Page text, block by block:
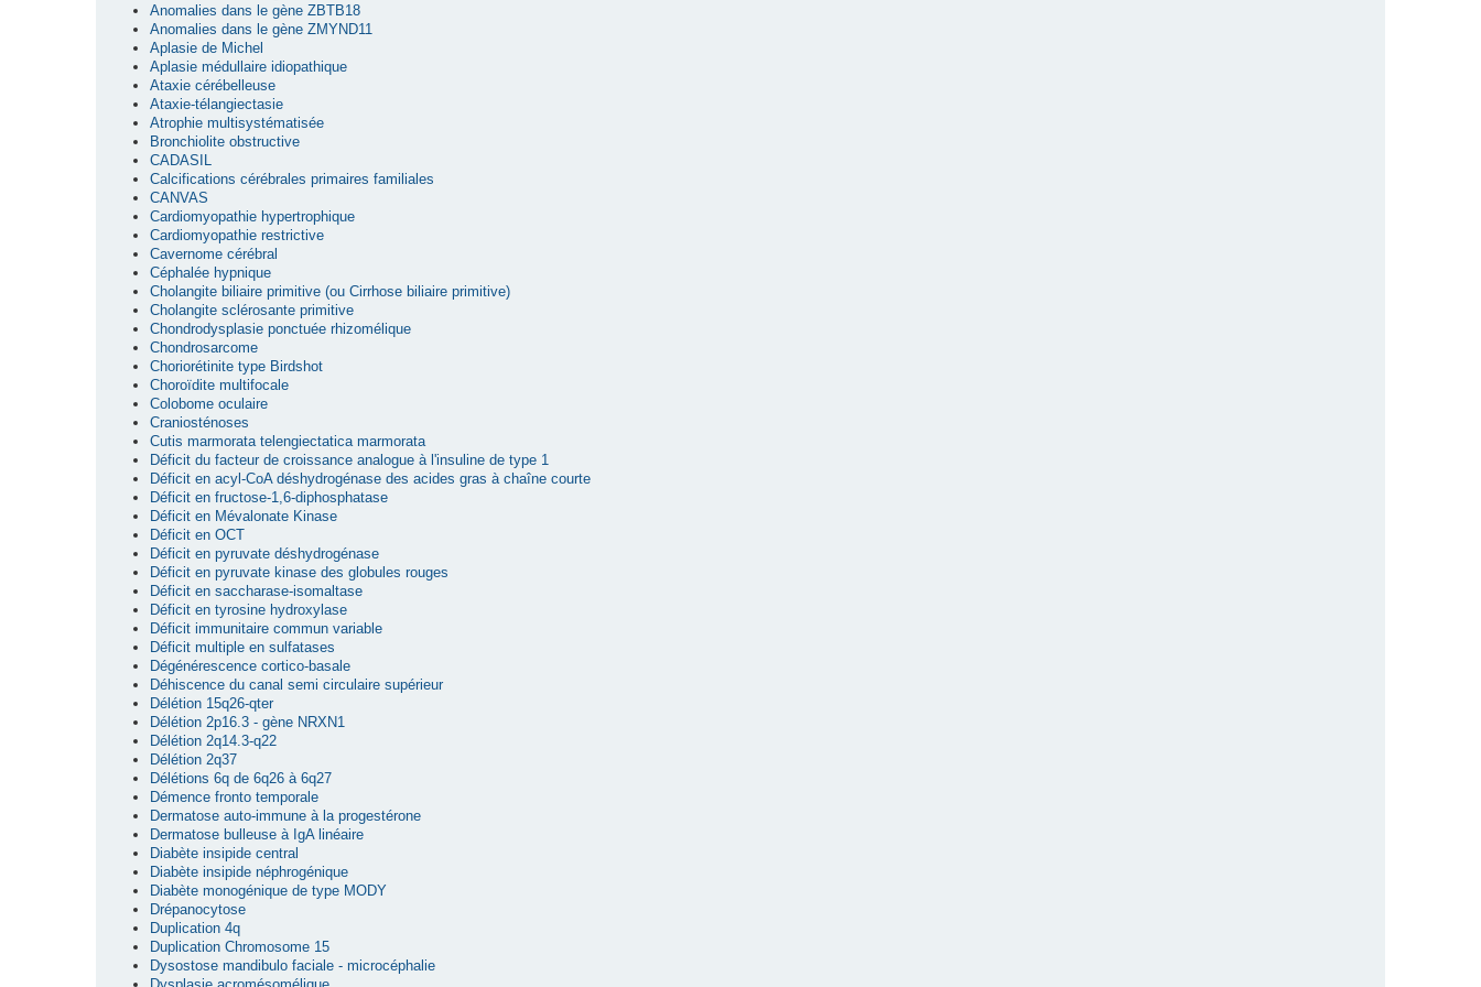
Anomalies dans le gène ZBTB18
Anomalies dans le gène ZMYND11
Aplasie de Michel
Aplasie médullaire idiopathique
Ataxie cérébelleuse
Ataxie-télangiectasie
Atrophie multisystématisée
Bronchiolite obstructive
CADASIL
Calcifications cérébrales primaires familiales
CANVAS
Cardiomyopathie hypertrophique
Cardiomyopathie restrictive
Cavernome cérébral
Céphalée hypnique
Cholangite biliaire primitive (ou Cirrhose biliaire primitive)
Cholangite sclérosante primitive
Chondrodysplasie ponctuée rhizomélique
Chondrosarcome
Choriorétinite type Birdshot
Choroïdite multifocale
Colobome oculaire
Craniosténoses
Cutis marmorata telengiectatica marmorata
Déficit du facteur de croissance analogue à l'insuline de type 1
Déficit en acyl-CoA déshydrogénase des acides gras à chaîne courte
Déficit en fructose-1,6-diphosphatase
Déficit en Mévalonate Kinase
Déficit en OCT
Déficit en pyruvate déshydrogénase
Déficit en pyruvate kinase des globules rouges
Déficit en saccharase-isomaltase
Déficit en tyrosine hydroxylase
Déficit immunitaire commun variable
Déficit multiple en sulfatases
Dégénérescence cortico-basale
Déhiscence du canal semi circulaire supérieur
Délétion 15q26-qter
Délétion 2p16.3 - gène NRXN1
Délétion 2q14.3-q22
Délétion 2q37
Délétions 6q de 6q26 à 6q27
Démence fronto temporale
Dermatose auto-immune à la progestérone
Dermatose bulleuse à IgA linéaire
Diabète insipide central
Diabète insipide néphrogénique
Diabète monogénique de type MODY
Drépanocytose
Duplication 4q
Duplication Chromosome 15
Dysostose mandibulo faciale - microcéphalie